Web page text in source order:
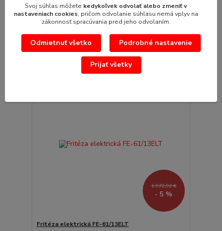
540x450x370 (mm (šxhxv) prí...
653,13 €/ks
Pridať do košíka
1 972,92 €
- 5 %
Fritéza elektrická FE-61/13ELT
Svoj súhlas môžete kedykoľvek odvolať alebo zmeniť v
nastaveniach cookies, pričom odvolanie súhlasu nemá vplyv na
zákonnosť spracúvania pred jeho odvolaním.
Odmietnuť všetko Podrobné nastavenie
Prijať všetky